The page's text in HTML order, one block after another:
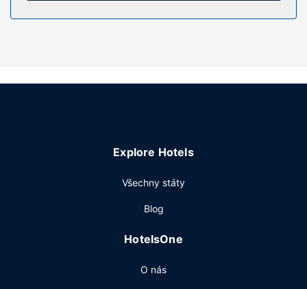
zdarma, rozšířené recepční služby a kadeřnictví.
službu s omezeným provozem nebo si zakoupit
oblíbený nápoj, bude vám k dispozici bar/salonek. Hotel
zdarma, business centrum a zapůjčení novin ve vestibulu.
Explore Hotels
Všechny státy
Blog
HotelsOne
O nás